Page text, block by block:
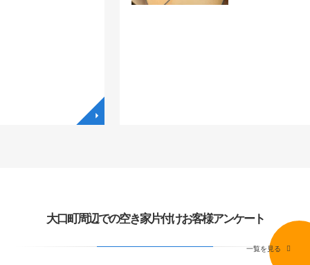
大口町周辺での空き家片付けお客様アンケート
一覧を見る